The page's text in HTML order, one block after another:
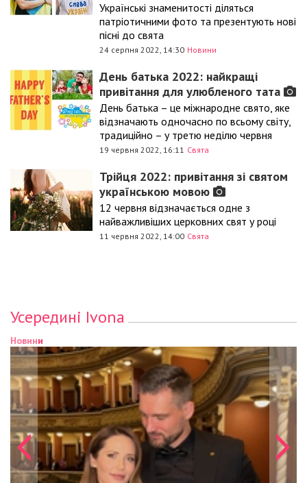
Українські знаменитості діляться
патріотичними фото та презентують нові
пісні до свята
24 серпня 2022, 14:30 Новини
День батька 2022: найкращі
привітання для улюбленого тата
День батька – це міжнародне свято, яке
відзначають одночасно по всьому світу,
традиційно – у третю неділю червня
19 червня 2022, 16:11 Свята
Трійця 2022: привітання зі святом
українською мовою
12 червня відзначається одне з
найважливіших церковних свят у році
11 червня 2022, 14:00 Свята
Усередині Ivona
Новини